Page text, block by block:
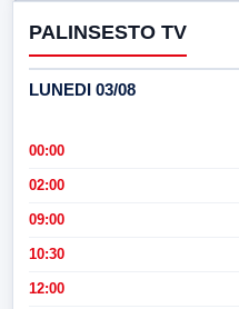
PALINSESTO TV
LUNEDI 03/08
00:00
02:00
09:00
10:30
12:00